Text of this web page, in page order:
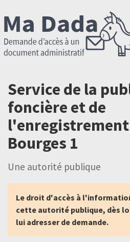
Service de la
foncière et de
l'enregistrement
Bourges 1
Une autorité publique
Le droit d'accès à
cette autorité publique, dès
lui adresser de demande.